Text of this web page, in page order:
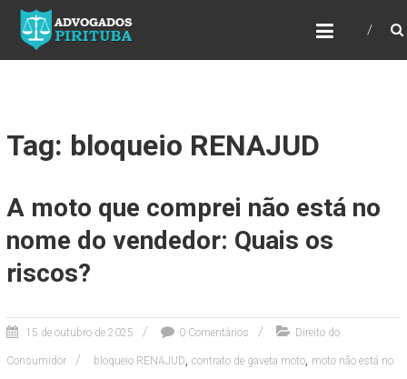
ADVOGADOS PIRITUBA
Precisando de advogado? Entre em contato!
Fazemos toda a assessoria que você
Tag: bloqueio RENAJUD
A moto que comprei não está no
nome do vendedor: Quais os
riscos?
15 de outubro de 2025 0 Comentários Direito do
Consumidor bloqueio RENAJUD, contrato de gaveta moto, moto não está no